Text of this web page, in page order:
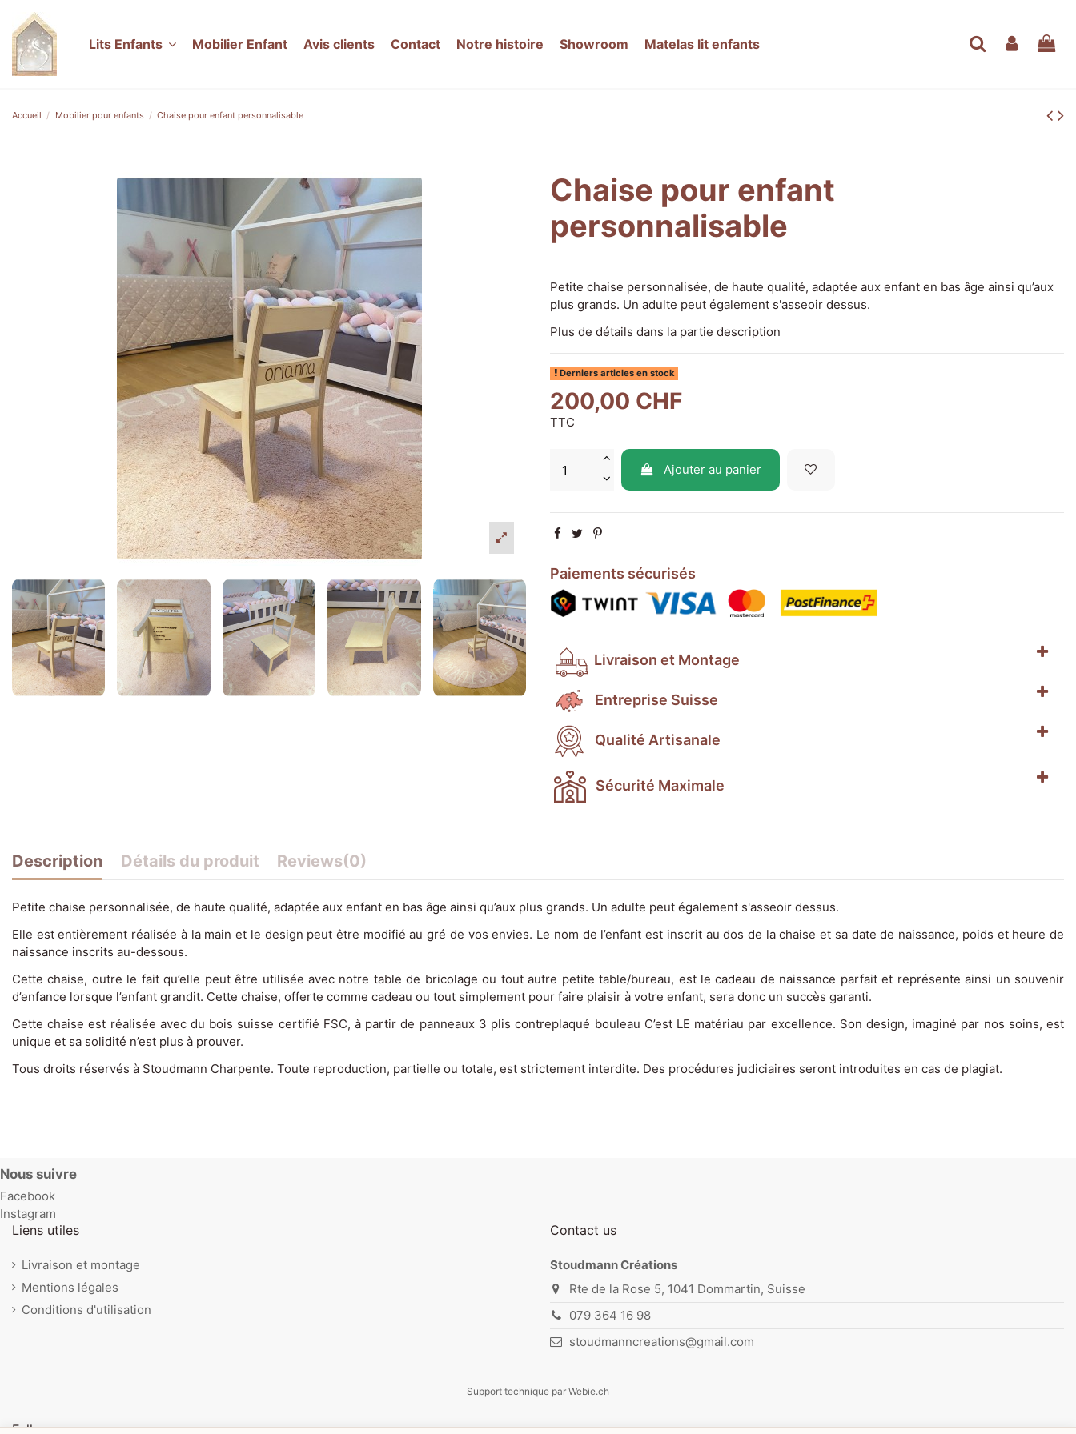
Lits Enfants Mobilier Enfant Avis clients Contact Notre histoire Showroom Matelas lit enfants
Accueil Mobilier pour enfants Chaise pour enfant personnalisable
Chaise pour enfant
personnalisable
Petite chaise personnalisée, de haute qualité, adaptée aux enfant en bas âge ainsi qu’aux
plus grands. Un adulte peut également s'asseoir dessus.
Plus de détails dans la partie description
Derniers articles en stock
200,00 CHF
TTC
Ajouter au panier
Paiements sécurisés
Livraison et Montage
Entreprise Suisse
Qualité Artisanale
Sécurité Maximale
Description Détails du produit Reviews(0)
Petite chaise personnalisée, de haute qualité, adaptée aux enfant en bas âge ainsi qu’aux plus grands. Un adulte peut également s'asseoir dessus.
Elle est entièrement réalisée à la main et le design peut être modifié au gré de vos envies. Le nom de l’enfant est inscrit au dos de la chaise et sa date de naissance, poids et heure de
naissance inscrits au-dessous.
Cette chaise, outre le fait qu’elle peut être utilisée avec notre table de bricolage ou tout autre petite table/bureau, est le cadeau de naissance parfait et représente ainsi un souvenir
d’enfance lorsque l’enfant grandit. Cette chaise, offerte comme cadeau ou tout simplement pour faire plaisir à votre enfant, sera donc un succès garanti.
Cette chaise est réalisée avec du bois suisse certifié FSC, à partir de panneaux 3 plis contreplaqué bouleau C’est LE matériau par excellence. Son design, imaginé par nos soins, est
unique et sa solidité n’est plus à prouver.
Tous droits réservés à Stoudmann Charpente. Toute reproduction, partielle ou totale, est strictement interdite. Des procédures judiciaires seront introduites en cas de plagiat.
Nous suivre
Facebook
Instagram
Liens utiles
Livraison et montage
Mentions légales
Conditions d'utilisation
Contact us
Stoudmann Créations
Rte de la Rose 5, 1041 Dommartin, Suisse
079 364 16 98
stoudmanncreations@gmail.com
Support technique par Webie.ch
Follow us